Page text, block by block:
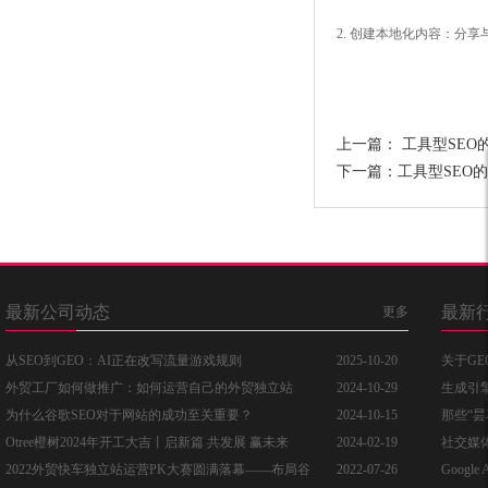
2. 创建本地化内容：分享
上一篇： 工具型SEO
下一篇： 工具型SEO
最新公司动态 更多
从SEO到GEO：AI正在改写流量游戏规则
2025-10-20
外贸工厂如何做推广：如何运营自己的外贸独立站
2024-10-29
为什么谷歌SEO对于网站的成功至关重要？
2024-10-15
Otree橙树2024年开工大吉丨启新篇 共发展 赢未来
2024-02-19
2022外贸快车独立站运营PK大赛圆满落幕——布局谷
2022-07-26
最新
关于
生成引
那些“
社交媒
Google